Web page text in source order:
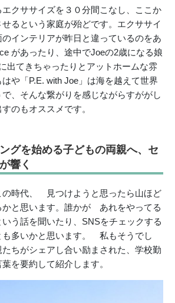
クササイズを３０分間こなし、ここか
るという家庭が殆どです。エクササイ
インテリアが昨日と違っているのをあ
があったり、途中でJoeの2歳になる娘
出てきちゃったりとアットホームな雰
や「P.E. with Joe」は海を越えて世界
、そんな繋がりを感じながらすががし
のもオススメです。
グを始める子どもの両親へ、セ
響く
の時代、 見つけようと思ったら山ほど
かと思います。誰かが あれをやってる
う話を聞いたり、SNSをチェックする
も多いかと思います。 私もそうでし
ちがシェアし合い励まされた、学校勤
を要約して紹介します。